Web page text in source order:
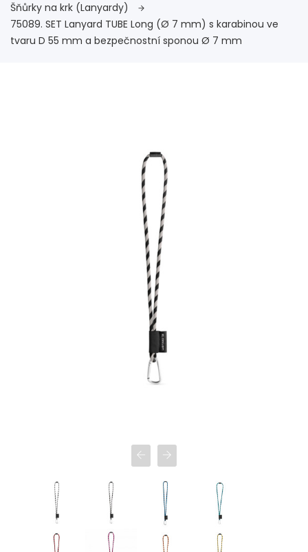
Šňůrky na krk (Lanyardy)
75089. SET Lanyard TUBE Long (Ø 7 mm) s karabinou ve
tvaru D 55 mm a bezpečnostní sponou Ø 7 mm